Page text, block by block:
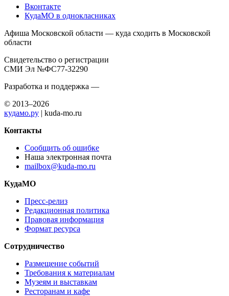
Вконтакте
КудаМО в однокласниках
Афиша Московской области — куда сходить в Московской
области
Свидетельство о регистрации
СМИ Эл №ФС77-32290
Разработка и поддержка —
© 2013–2026
кудамо.ру | kuda-mo.ru
Контакты
Сообщить об ошибке
Наша электронная почта
mailbox@kuda-mo.ru
КудаМО
Пресс-релиз
Редакционная политика
Правовая информация
Формат ресурса
Сотрудничество
Размещение событий
Требования к материалам
Музеям и выставкам
Ресторанам и кафе